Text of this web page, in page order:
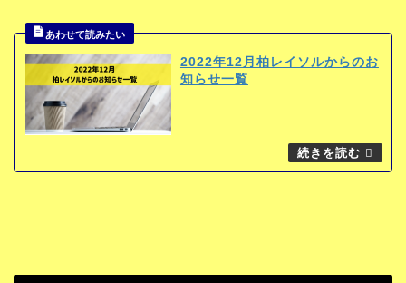
2022年12月柏レイソルからのお
知らせ一覧